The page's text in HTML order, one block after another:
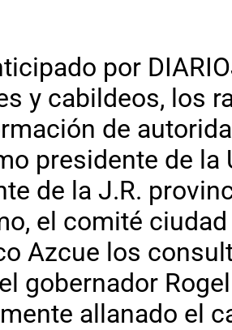
por
y cabildeos, los
de
presidente de la
de la J.R.
el comité
Azcue los
gobernador
allanado el